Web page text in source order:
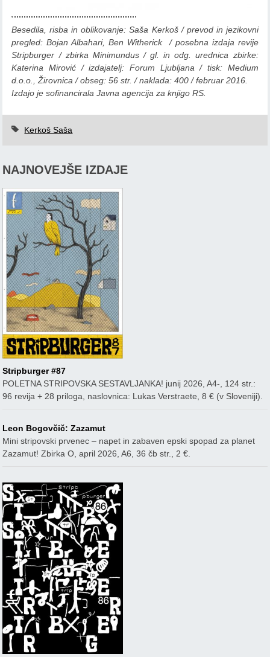
Besedila, risba in oblikovanje: Saša Kerkoš / prevod in jezikovni
pregled: Bojan Albahari, Ben Witherick / posebna izdaja revije
Stripburger / zbirka Minimundus / gl. in odg. urednica zbirke:
Katerina Mirović / izdajatelj: Forum Ljubljana / tisk: Medium
d.o.o., Žirovnica / obseg: 56 str. / naklada: 400 / februar 2016.
Izdajo je sofinancirala Javna agencija za knjigo RS.
Kerkoš Saša
NAJNOVEJŠE IZDAJE
Stripburger #87
POLETNA STRIPOVSKA SESTAVLJANKA! junij 2026, A4-, 124 str.:
96 revija + 28 priloga, naslovnica: Lukas Verstraete, 8 € (v Sloveniji).
Leon Bogovčič: Zazamut
Mini stripovski prvenec – napet in zabaven epski spopad za planet
Zazamut! Zbirka O, april 2026, A6, 36 čb str., 2 €.